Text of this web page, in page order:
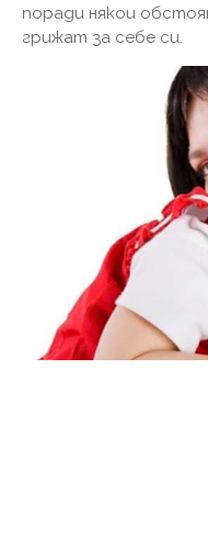
поради някои
грижат за себе си.